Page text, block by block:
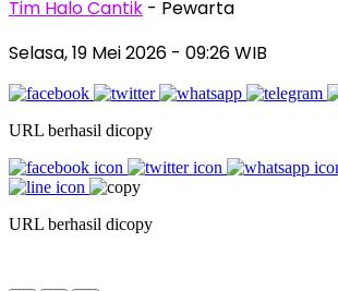
Tim Halo Cantik - Pewarta
Selasa, 19 Mei 2026 - 09:26 WIB
URL berhasil dicopy
URL berhasil dicopy